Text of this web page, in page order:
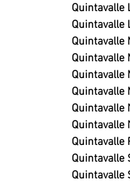
Quintavalle
Quintavalle
Quintavalle
Quintavalle
Quintavalle
Quintavalle
Quintavalle
Quintavalle
Quintavalle
Quintavalle
Quintavalle